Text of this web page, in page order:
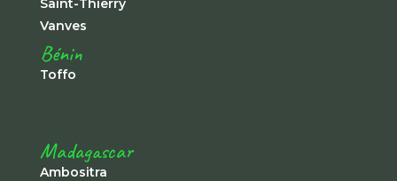
Vanves
Bénin
Toffo
Madagascar
Ambositra